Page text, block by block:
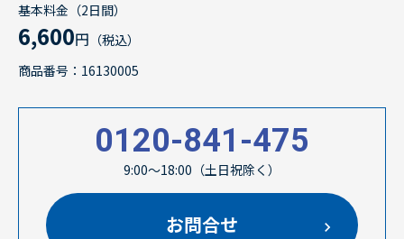
基本料金（2日間）
6,600円 （税込）
商品番号：16130005
0120-841-475
9:00～18:00（土日祝除く）
お問合せ